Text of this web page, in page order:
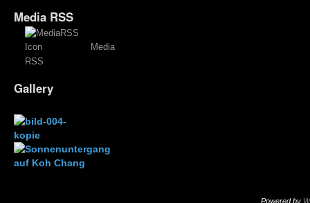
Media RSS
Media
RSS
Gallery
Powered by